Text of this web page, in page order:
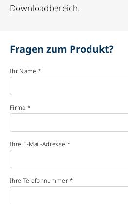
Downloadbereich.
Fragen zum Produkt?
Ihr Name *
Firma *
Ihre E-Mail-Adresse *
Ihre Telefonnummer *